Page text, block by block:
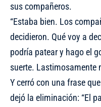
sus compañeros.
“Estaba bien. Los
decidieron. Qué voy a
podría patear y hago el
suerte. Lastimosamente
Y cerró con una frase
dejó la eliminación: “El